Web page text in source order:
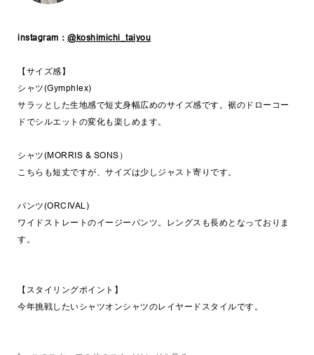
instagram： @koshimichi_taiyou
【サイズ感】
シャツ(Gymphlex)
サラッとした生地感で短丈身幅広めのサイズ感です。裾のドローコー
ドでシルエットの変化も楽しめます。
シャツ(MORRIS & SONS）
こちらも短丈ですが、サイズは少しジャスト寄りです。
パンツ(ORCIVAL)
ワイドストレートのイージーパンツ。レングスも長めとなっておりま
す。
【スタイリングポイント】
今年挑戦したいシャツオンシャツのレイヤードスタイルです。